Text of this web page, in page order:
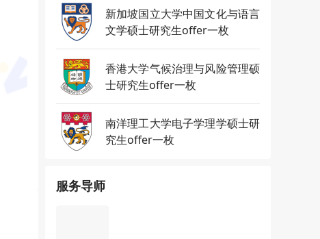
新加坡国立大学中国文化与语言
文学硕士研究生offer一枚
香港大学气候治理与风险管理硕
士研究生offer一枚
南洋理工大学电子学理学硕士研
究生offer一枚
服务导师